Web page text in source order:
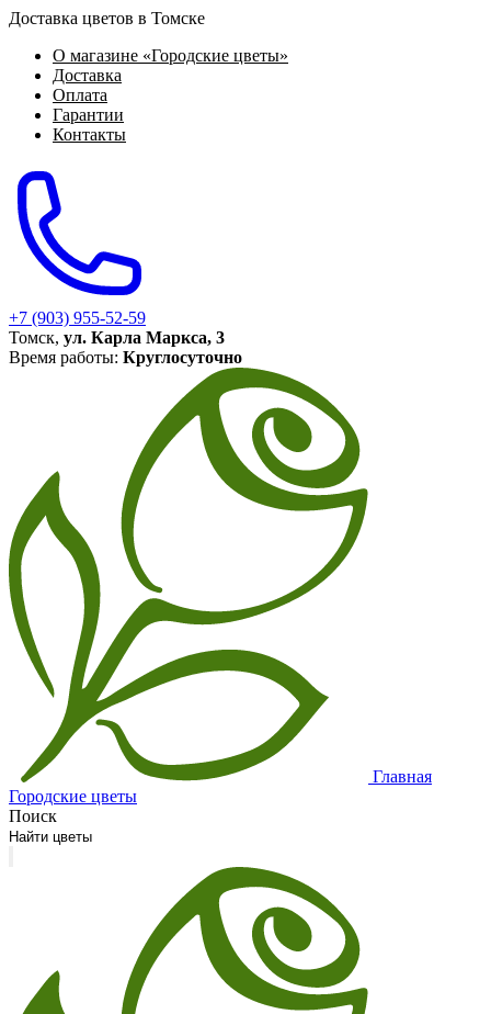
Доставка цветов в Томске
О магазине «Городские цветы»
Доставка
Оплата
Гарантии
Контакты
+7 (903) 955-52-59
Томск, ул. Карла Маркса, 3
Время работы: Круглосуточно
Главная
Городские цветы
Поиск